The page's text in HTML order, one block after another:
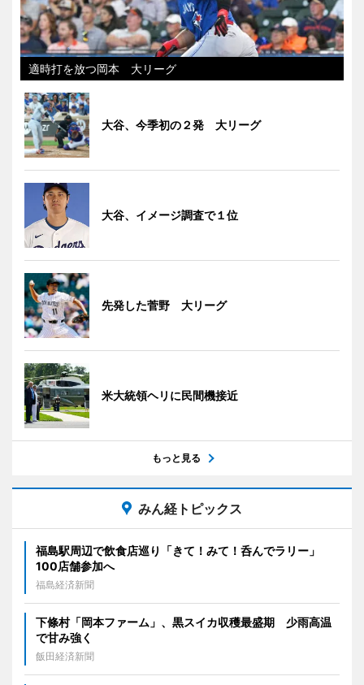
適時打を放つ岡本 大リーグ
大谷、今季初の２発 大リーグ
大谷、イメージ調査で１位
先発した菅野 大リーグ
米大統領ヘリに民間機接近
もっと見る
みん経トピックス
福島駅周辺で飲食店巡り「きて！みて！呑んでラリー」
100店舗参加へ
福島経済新聞
下條村「岡本ファーム」、黒スイカ収穫最盛期 少雨高温
で甘み強く
飯田経済新聞